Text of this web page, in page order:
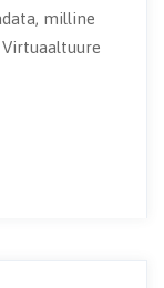
milline